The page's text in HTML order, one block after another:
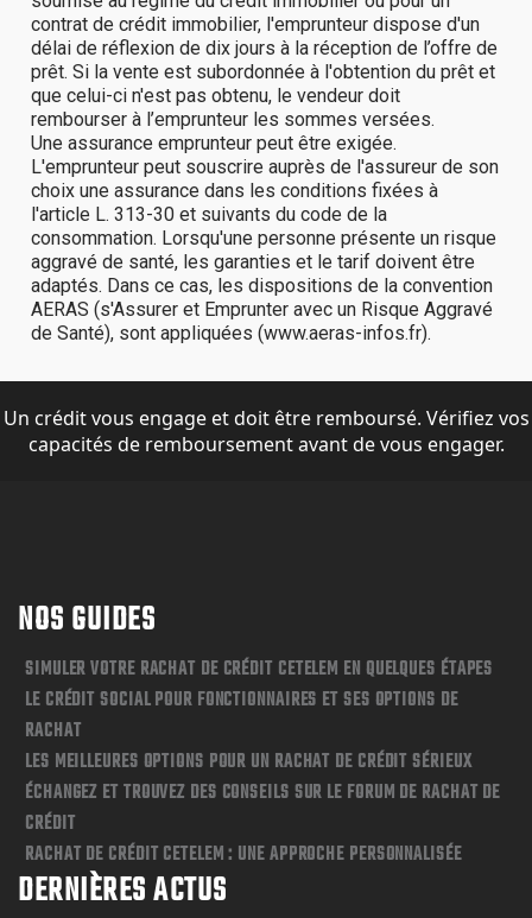
Un crédit vous engage et doit être remboursé. Vérifiez vos
capacités de remboursement avant de vous engager.
NOS GUIDES
SIMULER VOTRE RACHAT DE CRÉDIT CETELEM EN QUELQUES ÉTAPES
LE CRÉDIT SOCIAL POUR FONCTIONNAIRES ET SES OPTIONS DE
RACHAT
LES MEILLEURES OPTIONS POUR UN RACHAT DE CRÉDIT SÉRIEUX
ÉCHANGEZ ET TROUVEZ DES CONSEILS SUR LE FORUM DE RACHAT DE
CRÉDIT
RACHAT DE CRÉDIT CETELEM : UNE APPROCHE PERSONNALISÉE
DERNIÈRES ACTUS